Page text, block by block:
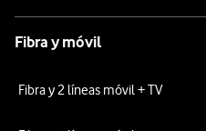
Fibra y móvil
Fibra y 2 líneas móvil + TV